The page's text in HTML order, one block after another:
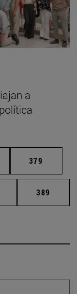
a
intermedias
Página
379
Páginas intermedias
Página
389